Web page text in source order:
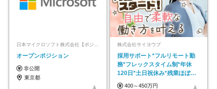
オープンポジション
非公開
東京都
株式会社サイヨウブ
採用サポート*フルリモート勤
務*フレックスタイム制*年休
120日*土日祝休み*残業ほぼな
し*育児中社員8割以上
400～450万円